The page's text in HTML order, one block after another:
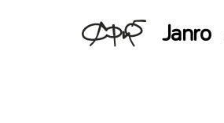
Janro